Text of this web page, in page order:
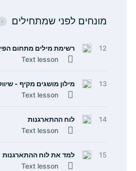
מונחים לפני שמתחילים
12
רשימת מילים מתחום
Text lesson
13
מילון מושגים מקיף -
Text lesson
14
לוח ההתארגנות
Text lesson
15
למד את לוח ההתארגנות
Text lesson